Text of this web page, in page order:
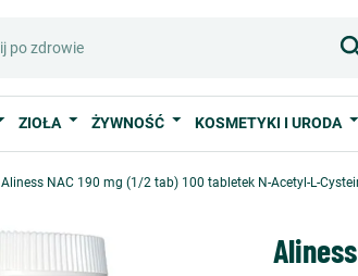
ZIOŁA ŻYWNOŚĆ KOSMETYKI I URODA
Aliness NAC 190 mg (1/2 tab) 100 tabletek N-Acetyl-L-